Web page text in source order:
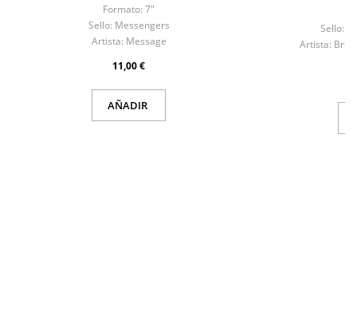
Formato: 7"
Sello: Messengers
Artista: Message
11,00 €
AÑADIR
Sello:
Artista: